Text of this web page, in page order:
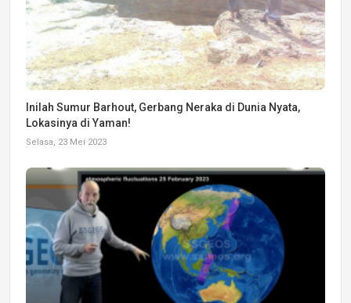
Inilah Sumur Barhout, Gerbang Neraka di Dunia Nyata,
Lokasinya di Yaman!
Selasa, 23 Mei 2023